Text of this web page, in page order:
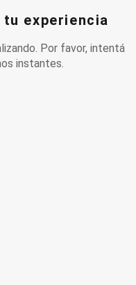
experiencia
Por favor, intentá
instantes.